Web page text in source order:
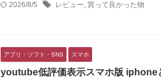
2026/8/5 レビュー, 買って良かった物
アプリ・ソフト・SNS スマホ
youtube低評価表示スマホ版 iphone